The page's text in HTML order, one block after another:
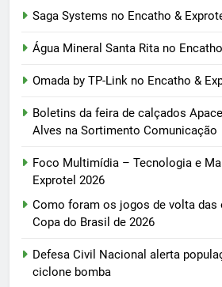
Saga Systems no Encatho &
Água Mineral Santa Rita no
Omada by TP-Link no Encatho &
Boletins da feira de calçados
Alves na Sortimento Comunicação
Foco Multimídia – Tecnologia e
Exprotel 2026
Como foram os jogos de volta das
Copa do Brasil de 2026
Defesa Civil Nacional alerta
ciclone bomba